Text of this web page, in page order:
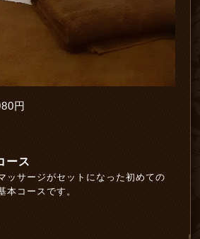
円
ース
ッサージがセットになった初めての
本コースです。